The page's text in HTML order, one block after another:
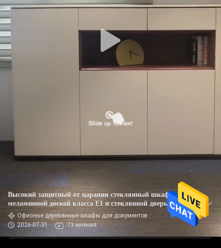
Высокий защитный от царапин стеклянный шкаф с
меламинной доской класса E1 и стеклянной дверью
Офисные деревянные шкафы для документов
2026-07-31
73 мнения